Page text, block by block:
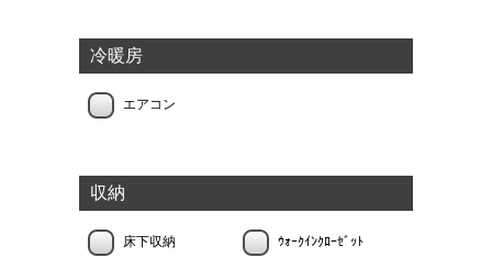
冷暖房
エアコン
収納
床下収納 ｳｫｰｸｲﾝｸﾛｰｾﾞｯﾄ